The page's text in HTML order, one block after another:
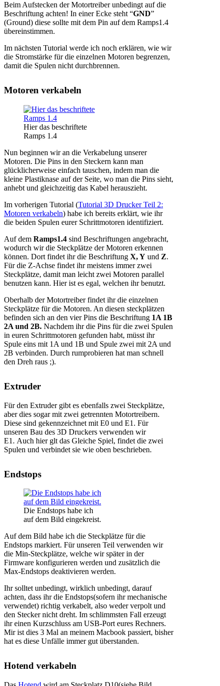
Beim Aufstecken der Motortreiber unbedingt auf die
Beschriftung achten! In einer Ecke steht “GND”
(Ground) diese sollte mit dem Pin auf dem Ramps1.4
übereinstimmen.
Im nächsten Tutorial werde ich noch erklären, wie wir
die Stromstärke für die einzelnen Motoren begrenzen,
damit die Spulen nicht durchbrennen.
Motoren verkabeln
Hier das beschriftete
Ramps 1.4
Nun beginnen wir an die Verkabelung unserer
Motoren. Die Pins in den Steckern kann man
glücklicherweise einfach tauschen, indem man die
kleine Plastiknase auf der Seite, wo man die Pins sieht,
anhebt und gleichzeitig das Kabel herauszieht.
Im vorherigen Tutorial (Tutorial 3D Drucker Teil 2:
Motoren verkabeln) habe ich bereits erklärt, wie ihr
die beiden Spulen eurer Schrittmotoren identifiziert.
Auf dem Ramps1.4 sind Beschriftungen angebracht,
wodurch wir die Steckplätze der Motoren erkennen
können. Dort findet ihr die Beschriftung X, Y und Z.
Für die Z-Achse findet ihr meistens immer zwei
Steckplätze, damit man leicht zwei Motoren parallel
benutzen kann. Hier ist es egal, welchen ihr benutzt.
Oberhalb der Motortreiber findet ihr die einzelnen
Steckplätze für die Motoren. An diesen steckplätzen
befinden sich an den vier Pins die Beschriftung 1A 1B
2A und 2B. Nachdem ihr die Pins für die zwei Spulen
in euren Schrittmotoren gefunden habt, müsst ihr
Spule eins mit 1A und 1B und Spule zwei mit 2A und
2B verbinden. Durch rumprobieren hat man schnell
den Dreh raus ;).
Extruder
Für den Extruder gibt es ebenfalls zwei Steckplätze,
aber dies sogar mit zwei getrennten Motortreibern.
Diese sind gekennzeichnet mit E0 und E1. Für
unseren Bau des 3D Druckers verwenden wir
E1. Auch hier glt das Gleiche Spiel, findet die zwei
Spulen und verbindet sie wie oben beschrieben.
Endstops
Die Endstops habe ich
auf dem Bild eingekreist.
Auf dem Bild habe ich die Steckplätze für die
Endstops markiert. Für unseren Teil verwenden wir
die Min-Steckplätze, welche wir später in der
Firmware konfigurieren werden und zusätzlich die
Max-Endstops deaktivieren werden.
Ihr solltet unbedingt, wirklich unbedingt, darauf
achten, dass ihr die Endstops(sofern ihr mechanische
verwendet) richtig verkabelt, also weder verpolt und
den Stecker nicht dreht. Im schlimmsten Fall erzeugt
ihr einen Kurzschluss am USB-Port eures Rechners.
Mir ist dies 3 Mal an meinem Macbook passiert, bisher
hat es diese Unfälle immer gut überstanden.
Hotend verkabeln